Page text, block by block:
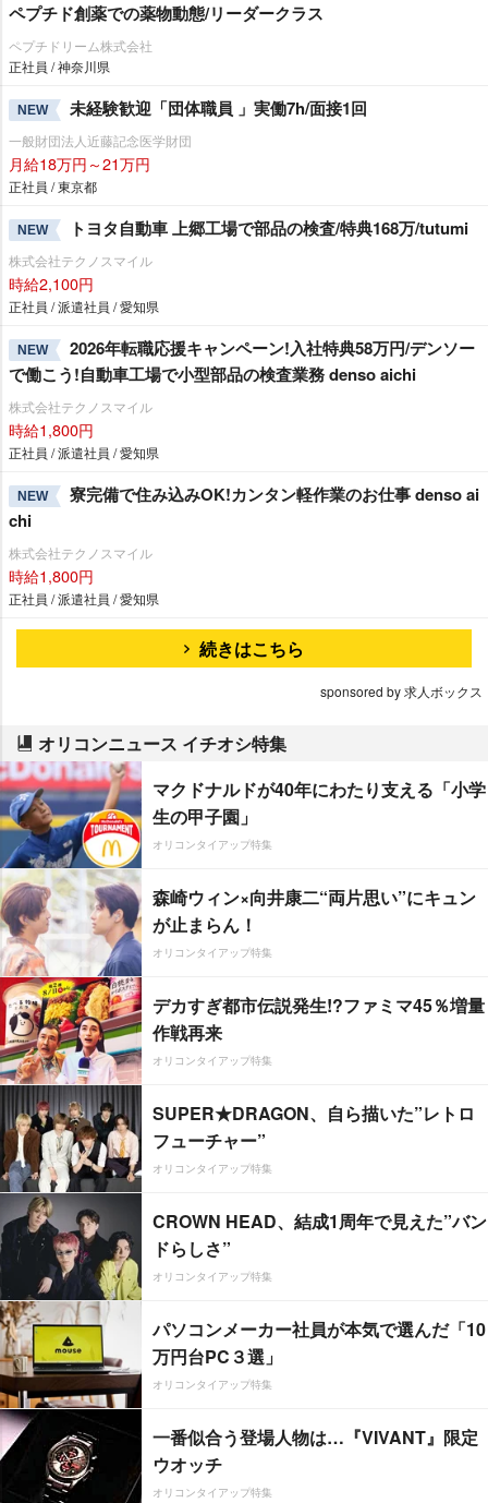
ペプチド創薬での薬物動態/リーダークラス
ペプチドリーム株式会社
正社員 / 神奈川県
NEW 未経験歓迎「団体職員 」実働7h/面接1回
一般財団法人近藤記念医学財団
月給18万円～21万円
正社員 / 東京都
NEW トヨタ自動車 上郷工場で部品の検査/特典168万/tutumi
株式会社テクノスマイル
時給2,100円
正社員 / 派遣社員 / 愛知県
NEW
2026年転職応援キャンペーン!入社特典58万円/デンソー
で働こう!自動車工場で小型部品の検査業務 denso aichi
株式会社テクノスマイル
時給1,800円
正社員 / 派遣社員 / 愛知県
NEW
寮完備で住み込みOK!カンタン軽作業のお仕事 denso ai
chi
株式会社テクノスマイル
時給1,800円
正社員 / 派遣社員 / 愛知県
続きはこちら
sponsored by 求人ボックス
オリコンニュース イチオシ特集
マクドナルドが40年にわたり支える「小学
生の甲子園」
オリコンタイアップ特集
森崎ウィン×向井康二“両片思い”にキュン
が止まらん！
オリコンタイアップ特集
デカすぎ都市伝説発生!?ファミマ45％増量
作戦再来
オリコンタイアップ特集
SUPER★DRAGON、自ら描いた”レトロ
フューチャー”
オリコンタイアップ特集
CROWN HEAD、結成1周年で見えた”バン
ドらしさ”
オリコンタイアップ特集
パソコンメーカー社員が本気で選んだ「10
万円台PC３選」
オリコンタイアップ特集
一番似合う登場人物は…『VIVANT』限定
ウオッチ
オリコンタイアップ特集